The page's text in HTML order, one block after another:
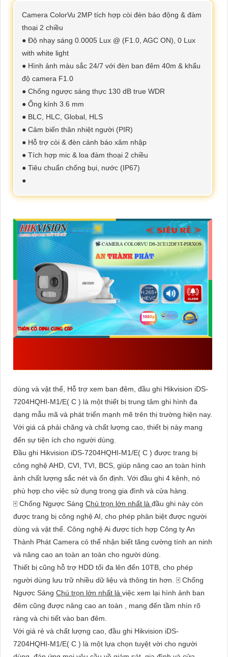
Camera ColorVu 2MP tích hợp còi đèn báo động & đàm
thoại 2 chiều
● Độ nhạy sáng 0.0005 Lux @ (F1.0, AGC ON), 0 Lux
with white light
● Hình ảnh màu sắc 24/7 với đèn ban đêm 40m & khẩu
độ camera F1.0
● Chống ngược sáng thực 130 dB true WDR
● Ống kính 3.6 mm
● BLC, HLC, Global, HLS
● Cảm biến thân nhiệt người (PIR)
● Hỗ trợ còi & đèn cảnh báo xâm nhập
● Tích hợp mic & loa đàm thoại 2 chiều
● Tiêu chuẩn chống bụi, nước (IP67)
●
dùng và vật thể, Hỗ trợ xem ban đêm, đầu ghi Hikvision iDS-
7204HQHI-M1/E( C ) là một thiết bị trung tâm ghi hình đa
dạng mẫu mã và phát triển mạnh mẽ trên thị trường hiện nay.
Với giá cả phải chăng và chất lượng cao, thiết bị này mang
đến sự tiện ích cho người dùng.
Đầu ghi Hikvision iDS-7204HQHI-M1/E( C ) được trang bị
công nghệ AHD, CVI, TVI, BCS, giúp nâng cao an toàn hình
ảnh chất lượng sắc nét và ổn định. Với đầu ghi 4 kênh, nó
phù hợp cho việc sử dụng trong gia đình và cửa hàng.
🀄 Chống Ngược Sáng Chú trọn lớn nhất là đầu ghi này còn
được trang bị công nghệ AI, cho phép phân biệt được người
dùng và vật thể. Công nghệ Ai được tích hợp Công ty An
Thành Phát Camera có thể nhận biết tăng cường tính an ninh
và nâng cao an toàn an toàn cho người dùng.
Thiết bị cũng hỗ trợ HDD tối đa lên đến 10TB, cho phép
người dùng lưu trữ nhiều dữ liệu và thông tin hơn. 🀄 Chống
Ngược Sáng Chú trọn lớn nhất là việc xem lại hình ảnh ban
đêm cũng được nâng cao an toàn , mang đến tầm nhìn rõ
ràng và chi tiết vào ban đêm.
Với giá rẻ và chất lượng cao, đầu ghi Hikvision iDS-
7204HQHI-M1/E( C ) là một lựa chọn tuyệt vời cho người